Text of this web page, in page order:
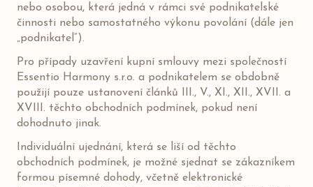
nebo osobou, která jedná v rámci své podnikatelské
činnosti nebo samostatného výkonu povolání (dále jen
„podnikatel“).
Pro případy uzavření kupní smlouvy mezi společností
Essentio Harmony s.r.o. a podnikatelem se obdobně
použijí pouze ustanovení článků III., V., XI., XII., XVII. a
XVIII. těchto obchodních podmínek, pokud není
dohodnuto jinak.
Individuální ujednání, která se liší od těchto
obchodních podmínek, je možné sjednat se zákazníkem
formou písemné dohody, včetně elektronické